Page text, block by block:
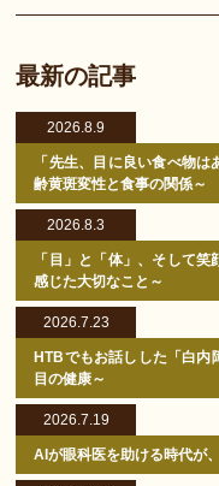
最新の記事
2026.8.9
「先生、目に良い食べ物
齢黄斑変性と食事の関係～
2026.8.3
「目」と「体」、そして
感じた大切なこと～
2026.7.23
HTBでもお話しした「白内
目の健康～
2026.7.19
AIが眼科医を助ける時代が